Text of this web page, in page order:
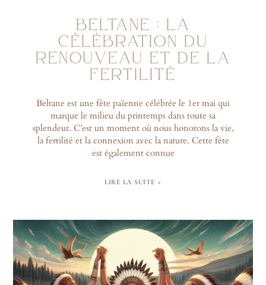
BELTANE : LA
CÉLÉBRATION DU
RENOUVEAU ET DE LA
FERTILITÉ
Beltane est une fête païenne célébrée le 1er mai qui
marque le milieu du printemps dans toute sa
splendeur. C’est un moment où nous honorons la vie,
la fertilité et la connexion avec la nature. Cette fête
est également connue
LIRE LA SUITE »